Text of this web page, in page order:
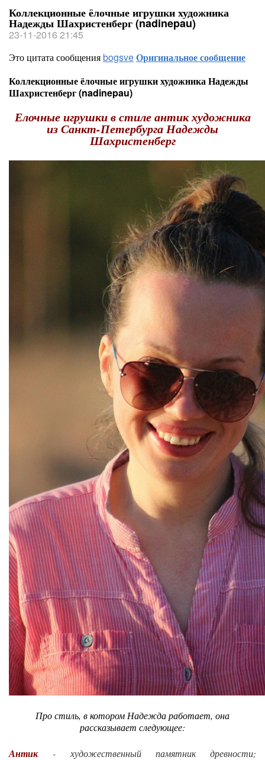
Коллекционные ёлочные игрушки художника
Надежды Шахристенберг (nadinepau)
23-11-2016 21:45
Это цитата сообщенияbogsveОригинальное сообщение
Коллекционные ёлочные игрушки художника Надежды
Шахристенберг (nadinepau)
Елочные игрушки в стиле антик художника
из Санкт-Петербурга Надежды
Шахристенберг
Про стиль, в котором Надежда работает, она
рассказывает следующее:
Антик- художественный памятник древности;